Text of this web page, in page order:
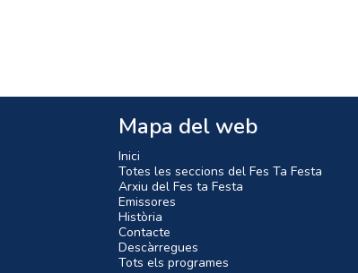
Mapa del web
Inici
Totes les seccions del Fes Ta Festa
Arxiu del Fes ta Festa
Emissores
Història
Contacte
Descàrregues
Tots els programes